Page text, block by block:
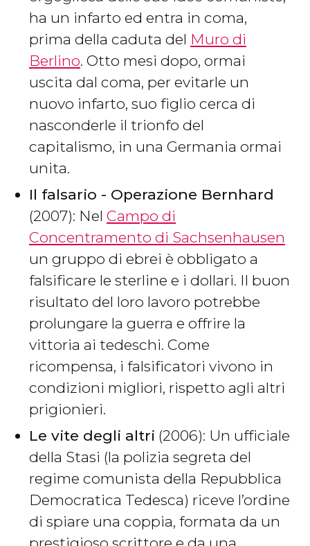
ha un infarto ed entra in coma,
prima della caduta del Muro di
Berlino. Otto mesi dopo, ormai
uscita dal coma, per evitarle un
nuovo infarto, suo figlio cerca di
nasconderle il trionfo del
capitalismo, in una Germania ormai
unita.
Il falsario - Operazione Bernhard
(2007): Nel Campo di
Concentramento di Sachsenhausen
un gruppo di ebrei è obbligato a
falsificare le sterline e i dollari. Il buon
risultato del loro lavoro potrebbe
prolungare la guerra e offrire la
vittoria ai tedeschi. Come
ricompensa, i falsificatori vivono in
condizioni migliori, rispetto agli altri
prigionieri.
Le vite degli altri (2006): Un ufficiale
della Stasi (la polizia segreta del
regime comunista della Repubblica
Democratica Tedesca) riceve l’ordine
di spiare una coppia, formata da un